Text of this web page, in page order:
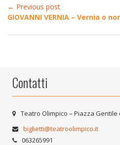
← Previous post
GIOVANNI VERNIA – Vernia o
Contatti
Teatro Olimpico – Piazza Gentile
biglietti@teatroolimpico.it
063265991